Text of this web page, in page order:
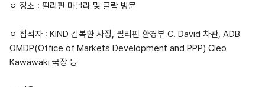
ㅇ 장소 : 필리핀 마닐라 및 클락 방문
ㅇ 참석자 : KIND 김복환 사장, 필리핀 환경부 C. David 차관, ADB
OMDP(Office of Markets Development and PPP) Cleo
Kawawaki 국장 등